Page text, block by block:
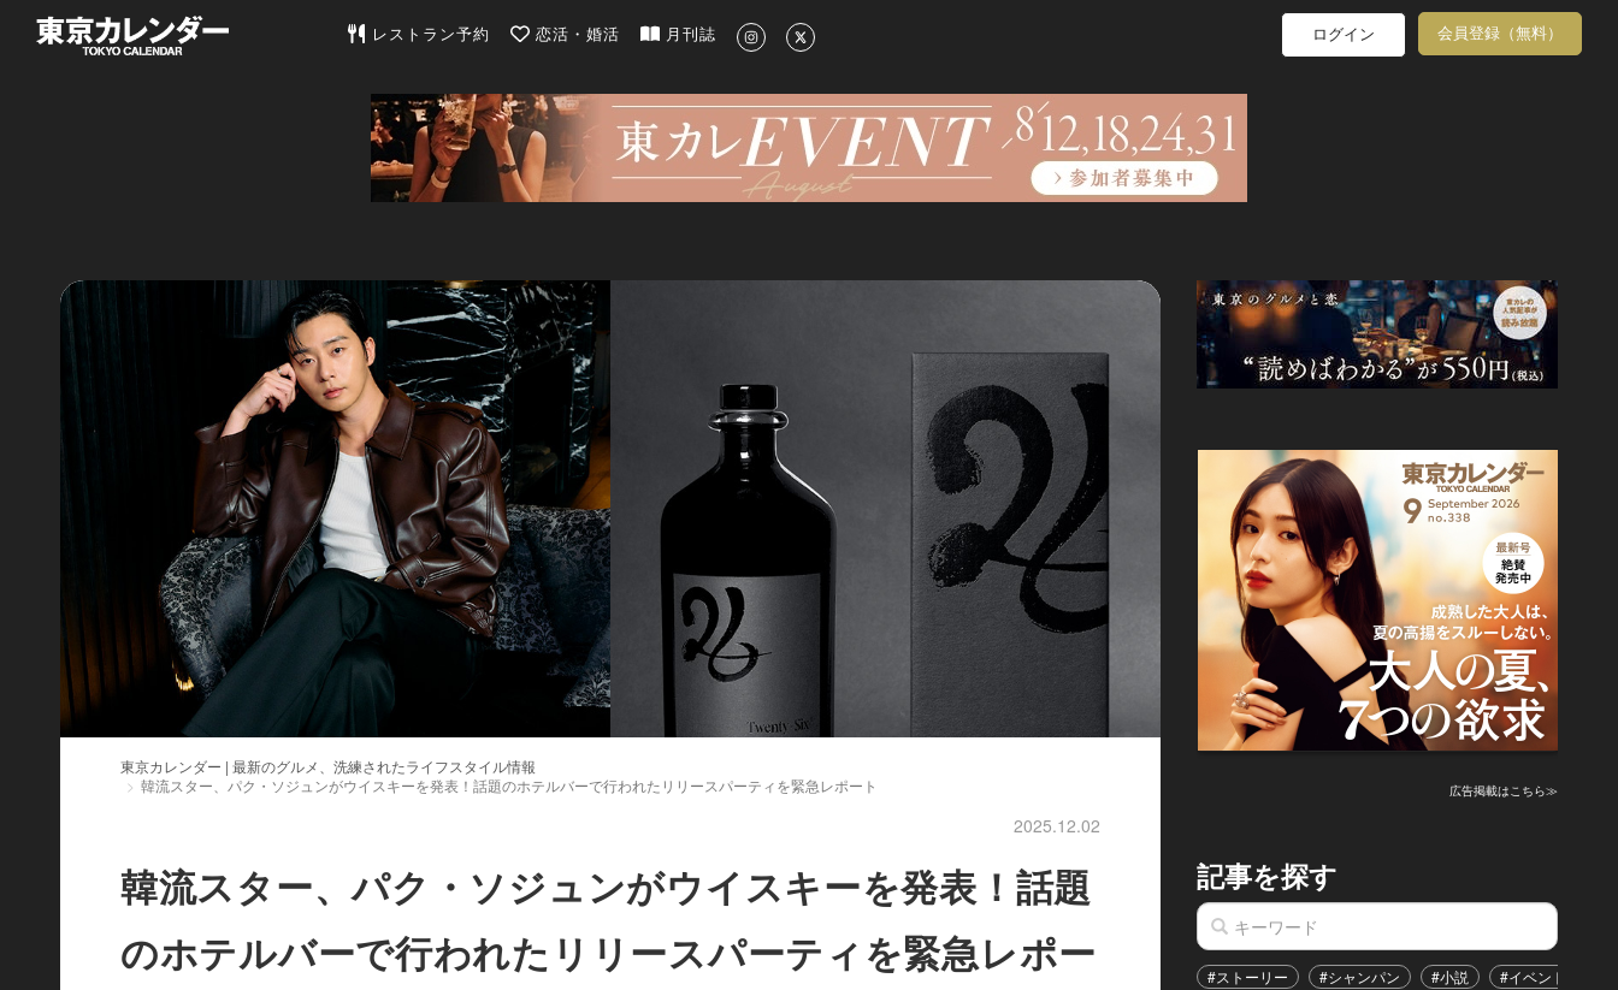
東京カレンダー | 最新のグルメ、洗練されたライフスタイル情報
レストラン予約 恋活・婚活 月刊誌 ログイン 会員登録（無料）
東京カレンダー | 最新のグルメ、洗練されたライフスタイル情報
韓流スター、パク・ソジュンがウイスキーを発表！話題のホテルバーで行われたリリースパーティを緊急レポート
2025.12.02
韓流スター、パク・ソジュンがウイスキーを発表！話題
のホテルバーで行われたリリースパーティを緊急レポー
広告掲載はこちら≫
記事を探す
#ストーリー #シャンパン #小説 #イベント